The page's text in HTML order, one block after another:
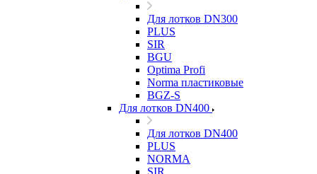
Для лотков DN300
PLUS
SIR
BGU
Optima Profi
Norma пластиковые
BGZ-S
Для лотков DN400
Для лотков DN400
PLUS
NORMA
SIR